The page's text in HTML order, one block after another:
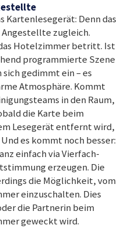
Kartenlesegerät: Denn das
zugleich.
Hotelzimmer betritt. Ist
programmierte Szene
gedimmt ein – es
Atmosphäre. Kommt
in den Raum,
die Karte beim
Lesegerät entfernt wird,
es kommt noch besser:
einfach via Vierfach-
erzeugen. Die
die Möglichkeit, vom
einzuschalten. Dies
die Partnerin beim
geweckt wird.